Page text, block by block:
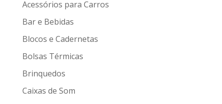
Acessórios para Carros
Bar e Bebidas
Blocos e Cadernetas
Bolsas Térmicas
Brinquedos
Caixas de Som